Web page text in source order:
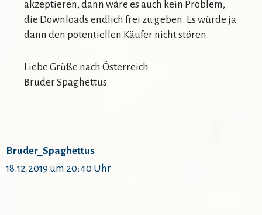
akzeptieren, dann wäre es auch kein Problem,
die Downloads endlich frei zu geben. Es würde ja
dann den potentiellen Käufer nicht stören.
Liebe Grüße nach Österreich
Bruder Spaghettus
Bruder_Spaghettus
18.12.2019 um 20:40 Uhr